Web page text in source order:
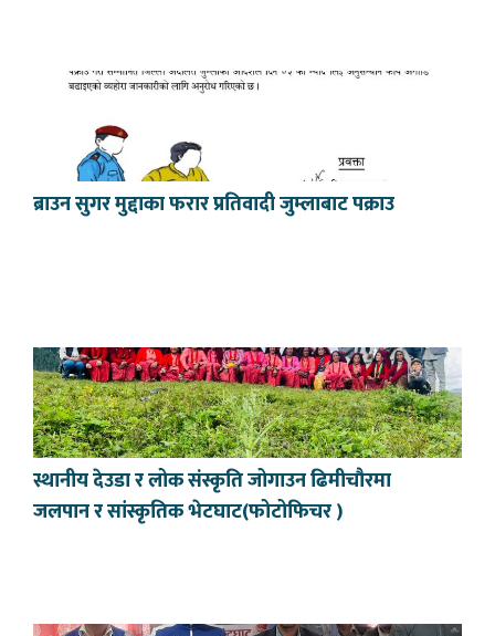
ब्राउन सुगर मुद्दाका फरार प्रतिवादी जुम्लाबाट पक्राउ
स्थानीय देउडा र लोक संस्कृति जोगाउन ढिमीचौरमा
जलपान र सांस्कृतिक भेटघाट(फोटोफिचर )